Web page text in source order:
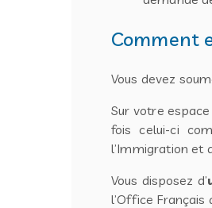
Comment
Vous devez
Sur votre
fois celui-ci
l’Immigration et
Vous disposez d’
l’Office Français